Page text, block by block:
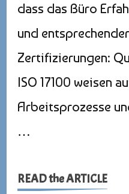
dass das Büro
und
Zertifizierungen:
ISO 17100 weisen
Arbeitsprozesse
…
READ the ARTICLE